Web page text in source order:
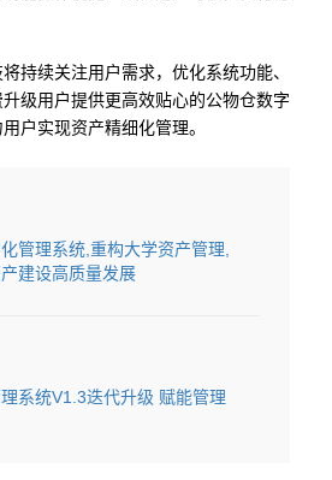
持续关注用户需求，优化系统功能、
级用户提供更高效贴心的公物仓数字
户实现资产精细化管理。
管理系统,重构大学资产管理,
建设高质量发展
系统V1.3迭代升级 赋能管理